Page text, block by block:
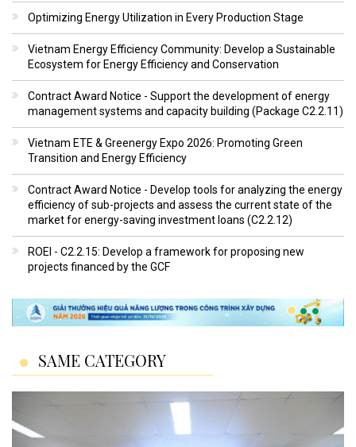
Optimizing Energy Utilization in Every Production Stage
Vietnam Energy Efficiency Community: Develop a Sustainable
Ecosystem for Energy Efficiency and Conservation
Contract Award Notice - Support the development of energy
management systems and capacity building (Package C2.2.11)
Vietnam ETE & Greenergy Expo 2026: Promoting Green
Transition and Energy Efficiency
Contract Award Notice - Develop tools for analyzing the energy
efficiency of sub-projects and assess the current state of the
market for energy-saving investment loans (C2.2.12)
ROEI - C2.2.15: Develop a framework for proposing new
projects financed by the GCF
SAME CATEGORY